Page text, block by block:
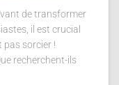
de transformer
il est crucial
pas sorcier !
recherchent-ils